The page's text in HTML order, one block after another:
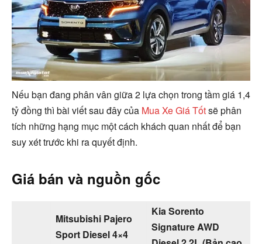
Nếu bạn đang phân vân giữa 2 lựa chọn trong tầm giá 1,4
tỷ đồng thì bài viết sau đây của Mua Xe Giá Tốtsẽ phân
tích những hạng mục một cách khách quan nhất để bạn
suy xét trước khi ra quyết định.
Giá bán và nguồn gốc
Mitsubishi Pajero
Sport Diesel 4×4
Kia Sorento
Signature AWD